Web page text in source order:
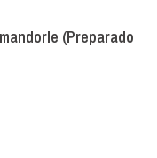
(Preparado